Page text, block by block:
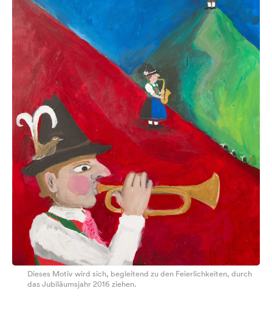
Dieses Motiv wird sich, begleitend zu den Feierlichkeiten, durch
das Jubiläumsjahr 2016 ziehen.